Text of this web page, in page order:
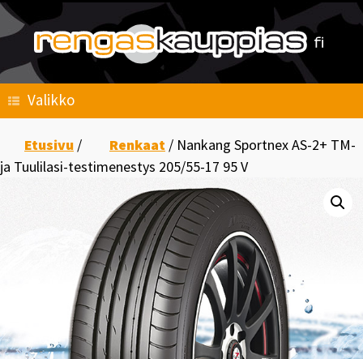
Skip
content
Valikko
Etusivu / Renkaat / Nankang Sportnex AS-2+ TM-
ja Tuulilasi-testimenestys 205/55-17 95 V